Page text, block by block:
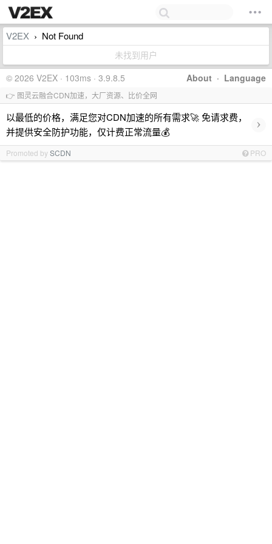
V2EX › Not Found
未找到用户
About · Language
© 2026 V2EX · 103ms · 3.9.8.5
👉 图灵云融合CDN加速，大厂资源、比价全网
以最低的价格，满足您对CDN加速的所有需求🚀 免请求费，
并提供安全防护功能，仅计费正常流量💰
›
Promoted bySCDN PRO